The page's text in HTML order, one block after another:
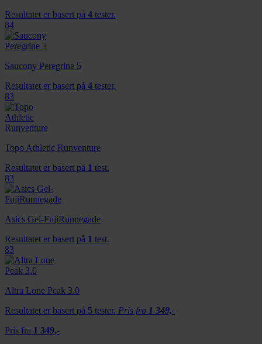
Resultatet er basert på 4 tester.
84
Saucony Peregrine 5
Resultatet er basert på 4 tester.
83
Topo Athletic Runventure
Resultatet er basert på 1 test.
83
Asics Gel-FujiRunnegade
Resultatet er basert på 1 test.
83
Altra Lone Peak 3.0
Resultatet er basert på 5 tester. Pris fra 1 349,-
Pris fra 1 349,-